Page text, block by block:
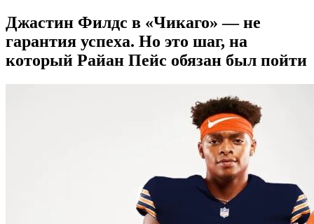
Джастин Филдс в «Чикаго» — не
гарантия успеха. Но это шаг, на
который Райан Пейс обязан был пойти